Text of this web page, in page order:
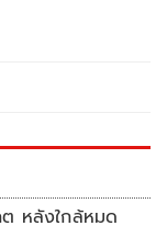
ต หลังใกล้หมด